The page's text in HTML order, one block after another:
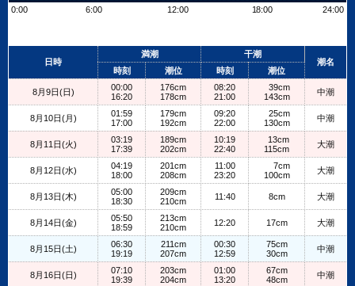
0:00
6:00 12:00 18:00 24:00
+
日時
満潮
干潮
潮名
時刻
潮位 時刻 潮位
8月9日(日)
00:00
16:20
176cm
178cm
08:20
21:00
39cm
143cm
中潮
8月10日(月)
01:59
17:00
179cm
192cm
09:20
22:00
25cm
130cm
中潮
8月11日(火)
03:19
17:39
189cm
202cm
10:19
22:40
13cm
115cm
大潮
8月12日(水)
04:19
18:00
201cm
208cm
11:00
23:20
7cm
100cm
大潮
8月13日(木)
05:00
18:30
209cm
210cm
11:40 8cm 大潮
8月14日(金)
05:50
18:59
213cm
210cm
12:20 17cm 大潮
8月15日(土)
06:30
19:19
211cm
207cm
00:30
12:59
75cm
30cm
中潮
8月16日(日)
07:10
19:39
203cm
204cm
01:00
13:20
67cm
48cm
中潮